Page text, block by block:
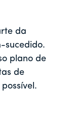
da
sucedido.
plano de
de